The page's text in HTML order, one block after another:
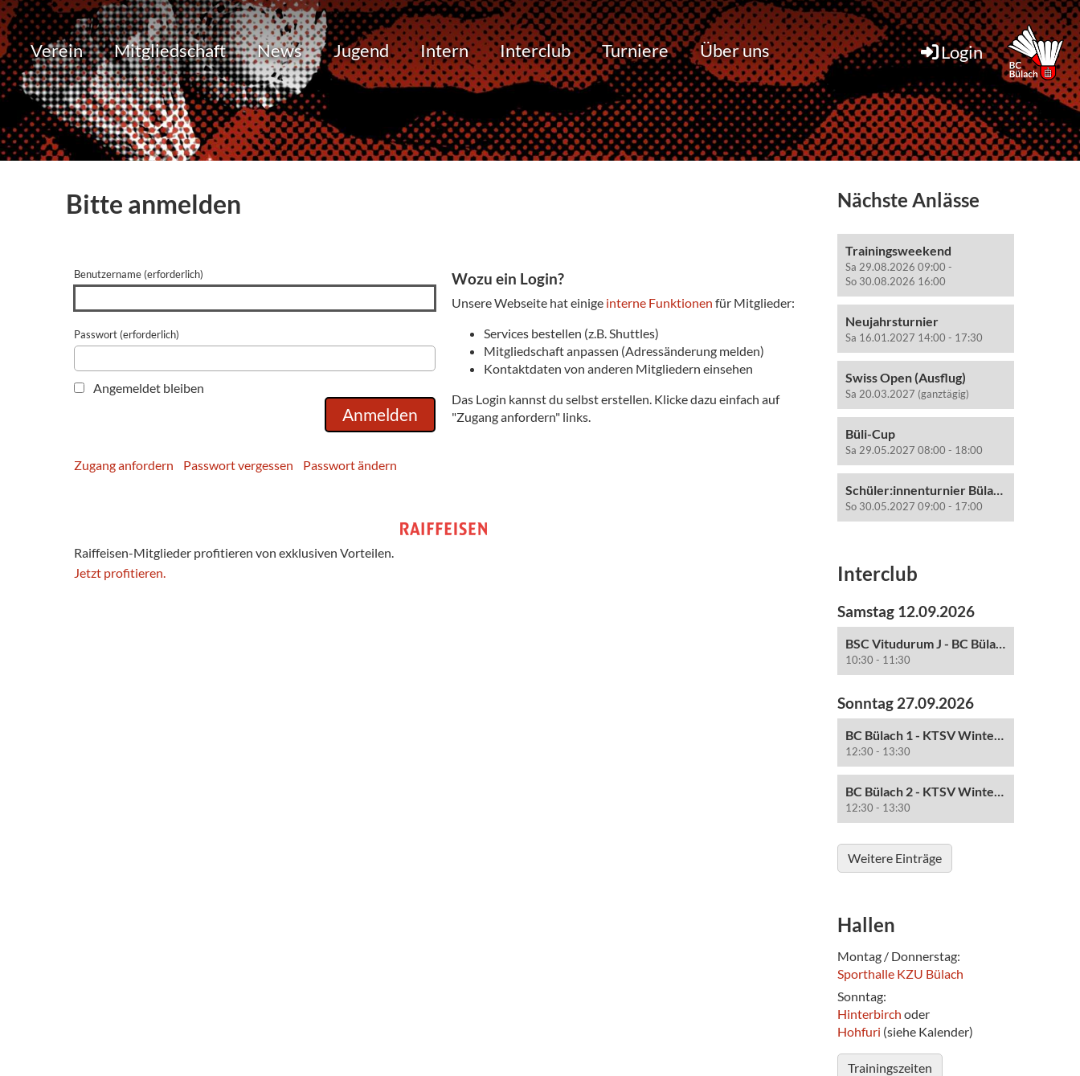
Verein Mitgliedschaft News Jugend Intern Interclub Turniere Über uns Login
Bitte anmelden
Benutzername (erforderlich)
Passwort (erforderlich)
Angemeldet bleiben
Zugang anfordern Passwort vergessen Passwort ändern
Wozu ein Login?
Unsere Webseite hat einige interne Funktionen für Mitglieder:
Services bestellen (z.B. Shuttles)
Mitgliedschaft anpassen (Adressänderung melden)
Kontaktdaten von anderen Mitgliedern einsehen
Das Login kannst du selbst erstellen. Klicke dazu einfach auf
"Zugang anfordern" links.
Raiffeisen-Mitglieder profitieren von exklusiven Vorteilen.
Jetzt profitieren.
Nächste Anlässe
Trainingsweekend
Sa 29.08.2026 09:00 -
So 30.08.2026 16:00
Neujahrsturnier
Sa 16.01.2027 14:00 - 17:30
Swiss Open (Ausflug)
Sa 20.03.2027 (ganztägig)
Büli-Cup
Sa 29.05.2027 08:00 - 18:00
Schüler:innenturnier Bülach
So 30.05.2027 09:00 - 17:00
Interclub
Samstag 12.09.2026
BSC Vitudurum J - BC Bülach J
10:30 - 11:30
Sonntag 27.09.2026
BC Bülach 1 - KTSV Winterthur 1
12:30 - 13:30
BC Bülach 2 - KTSV Winterthur 3
12:30 - 13:30
Weitere Einträge
Hallen
Montag / Donnerstag:
Sporthalle KZU Bülach
Sonntag:
Hinterbirch oder
Hohfuri (siehe Kalender)
Trainingszeiten